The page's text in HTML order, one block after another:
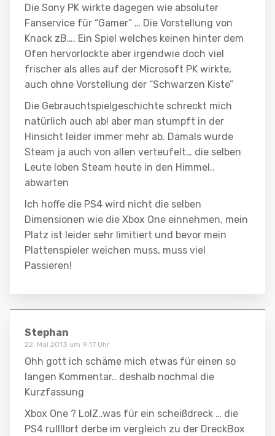
Die Sony PK wirkte dagegen wie absoluter
Fanservice für “Gamer” … Die Vorstellung von
Knack zB…. Ein Spiel welches keinen hinter dem
Ofen hervorlockte aber irgendwie doch viel
frischer als alles auf der Microsoft PK wirkte,
auch ohne Vorstellung der “Schwarzen Kiste”
Die Gebrauchtspielgeschichte schreckt mich
natürlich auch ab! aber man stumpft in der
Hinsicht leider immer mehr ab. Damals wurde
Steam ja auch von allen verteufelt… die selben
Leute loben Steam heute in den Himmel..
abwarten
Ich hoffe die PS4 wird nicht die selben
Dimensionen wie die Xbox One einnehmen, mein
Platz ist leider sehr limitiert und bevor mein
Plattenspieler weichen muss, muss viel
Passieren!
Stephan
22. Mai 2013 um 9:17 Uhr
Ohh gott ich schäme mich etwas für einen so
langen Kommentar.. deshalb nochmal die
Kurzfassung
Xbox One ? LolZ..was für ein scheißdreck … die
PS4 rullllort derbe im vergleich zu der DreckBox